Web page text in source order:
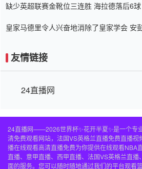
缺少英超联赛金靴位三连胜 海拉德落后6
皇家马德里令人兴奋地消除了皇家学会 安
友情链接
24直播网
24直播网——2026世界杯✨花开半夏✨是一个专
清免费观看网站，法国VS英格兰直播免费直播视
播在线观看高清直播免费为你提供在线观看NBA
直播、意甲直播、西甲直播、法国VS英格兰直
面的服务。您可以随时随地通过我们的平台观看